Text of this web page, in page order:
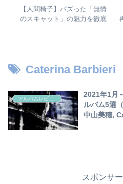
【人間椅子】バズった「無情
のスキャット」の魅力を徹底
Caterina Barbieri
アルバムレビュー
2021年1月
ルバム5選
中山美穂,
スポンサ